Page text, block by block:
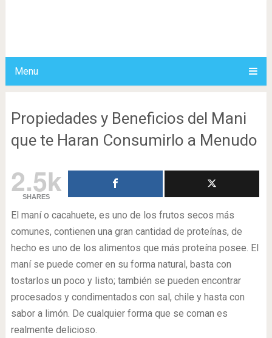
Menu
Propiedades y Beneficios del Mani
que te Haran Consumirlo a Menudo
2.5k
SHARES
El maní o cacahuete, es uno de los frutos secos más
comunes, contienen una gran cantidad de proteínas, de
hecho es uno de los alimentos que más proteína posee. El
maní se puede comer en su forma natural, basta con
tostarlos un poco y listo; también se pueden encontrar
procesados y condimentados con sal, chile y hasta con
sabor a limón. De cualquier forma que se coman es
realmente delicioso.